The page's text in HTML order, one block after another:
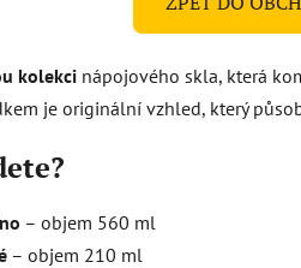
kolekci nápojového skla, která
je originální vzhled, který
– objem 560 ml
– objem 210 ml